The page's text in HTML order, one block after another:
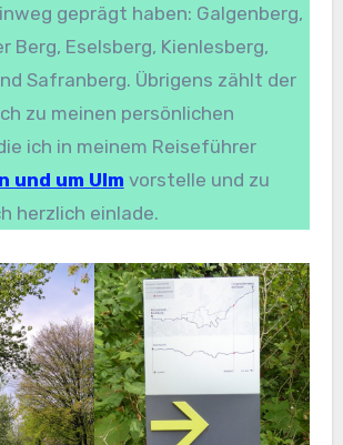
geprägt haben: Galgenberg,
Berg, Eselsberg, Kienlesberg,
Safranberg. Übrigens zählt der
zu meinen persönlichen
ich in meinem Reiseführer
und um Ulm vorstelle und zu
herzlich einlade.